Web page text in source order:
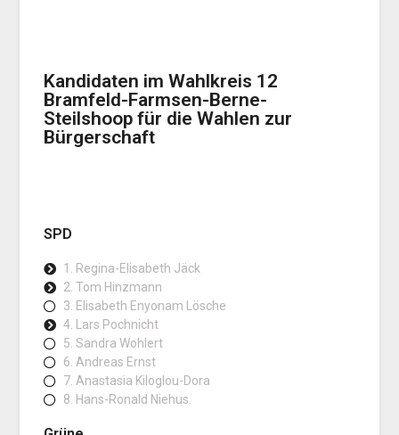
Kandidaten im Wahlkreis 12
Bramfeld-Farmsen-Berne-
Steilshoop für die Wahlen zur
Bürgerschaft
SPD
1. Regina-Elisabeth Jäck
2. Tom Hinzmann
3. Elisabeth Enyonam Lösche
4. Lars Pochnicht
5. Sandra Wohlert
6. Andreas Ernst
7. Anastasia Kiloglou-Dora
8. Hans-Ronald Niehus.